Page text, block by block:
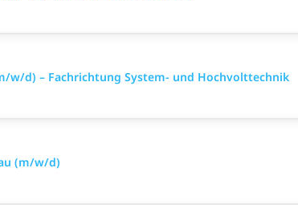
w/d) – Fachrichtung System- und Hochvolttechnik
(m/w/d)